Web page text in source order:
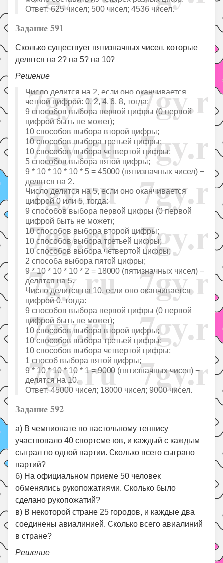
Ответ: 625 чисел; 500 чисел; 4536 чисел.
Задание 591
Сколько существует пятизначных чисел, которые
делятся на 2? на 5? на 10?
Решение
Число делится на 2, если оно оканчивается
четной цифрой: 0, 2, 4, 6, 8, тогда:
9 способов выбора первой цифры (0 первой
цифрой быть не может);
10 способов выбора второй цифры;
10 способов выбора третьей цифры;
10 способов выбора четвертой цифры;
5 способов выбора пятой цифры;
9 * 10 * 10 * 10 * 5 = 45000 (пятизначных чисел) −
делятся на 2.
Число делится на 5, если оно оканчивается
цифрой 0 или 5, тогда:
9 способов выбора первой цифры (0 первой
цифрой быть не может);
10 способов выбора второй цифры;
10 способов выбора третьей цифры;
10 способов выбора четвертой цифры;
2 способа выбора пятой цифры;
9 * 10 * 10 * 10 * 2 = 18000 (пятизначных чисел) −
делятся на 5.
Число делится на 10, если оно оканчивается
цифрой 0, тогда:
9 способов выбора первой цифры (0 первой
цифрой быть не может);
10 способов выбора второй цифры;
10 способов выбора третьей цифры;
10 способов выбора четвертой цифры;
1 способ выбора пятой цифры;
9 * 10 * 10 * 10 * 1 = 9000 (пятизначных чисел) −
делятся на 10.
Ответ: 45000 чисел; 18000 чисел; 9000 чисел.
Задание 592
а) В чемпионате по настольному теннису
участвовало 40 спортсменов, и каждый с каждым
сыграл по одной партии. Сколько всего сыграно
партий?
б) На официальном приеме 50 человек
обменялись рукопожатиями. Сколько было
сделано рукопожатий?
в) В некоторой стране 25 городов, и каждые два
соединены авиалинией. Сколько всего авиалиний
в стране?
Решение